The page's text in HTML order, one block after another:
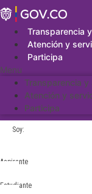
Saltar
al
contenidoTransparencia
Atención y
Participa
Menu
Transparencia
Atención y
Participa
Soy:
Aspirante
Estudiante